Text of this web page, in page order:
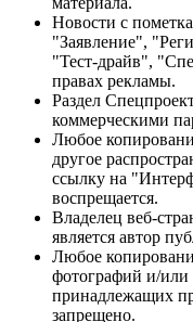
Новости с
"Заявление",
"Тест-драйв",
правах рекламы.
Раздел
коммерческими
Любое
другое
ссылку на
воспрещается.
Владелец веб-
является автор
Любое
фотографий и/или
принадлежащих
запрещено.